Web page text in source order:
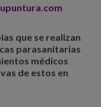
que se realizan
parasanitarias
médicos
de estos en